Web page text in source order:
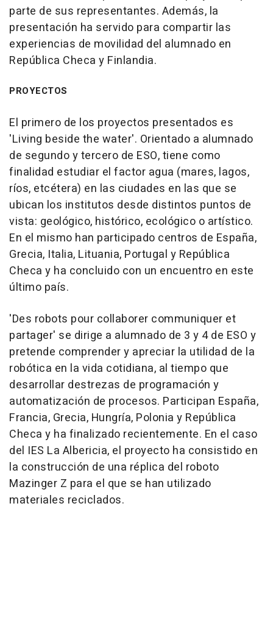
parte de sus representantes. Además, la
presentación ha servido para compartir las
experiencias de movilidad del alumnado en
República Checa y Finlandia.
PROYECTOS
El primero de los proyectos presentados es
'Living beside the water'. Orientado a alumnado
de segundo y tercero de ESO, tiene como
finalidad estudiar el factor agua (mares, lagos,
ríos, etcétera) en las ciudades en las que se
ubican los institutos desde distintos puntos de
vista: geológico, histórico, ecológico o artístico.
En el mismo han participado centros de España,
Grecia, Italia, Lituania, Portugal y República
Checa y ha concluido con un encuentro en este
último país.
'Des robots pour collaborer communiquer et
partager' se dirige a alumnado de 3 y 4 de ESO y
pretende comprender y apreciar la utilidad de la
robótica en la vida cotidiana, al tiempo que
desarrollar destrezas de programación y
automatización de procesos. Participan España,
Francia, Grecia, Hungría, Polonia y República
Checa y ha finalizado recientemente. En el caso
del IES La Albericia, el proyecto ha consistido en
la construcción de una réplica del roboto
Mazinger Z para el que se han utilizado
materiales reciclados.